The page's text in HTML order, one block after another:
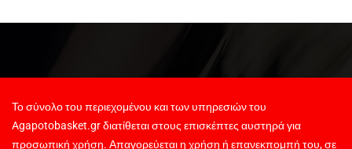
Το σύνολο του περιεχομένου και των υπηρεσιών του
Agapotobasket.gr διατίθεται στους επισκέπτες αυστηρά για
προσωπική χρήση. Απαγορεύεται η χρήση ή επανεκπομπή του, σε